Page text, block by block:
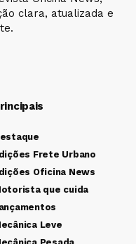
clara, atualizada e
Frete Urbano
Oficina News
que cuida
Leve